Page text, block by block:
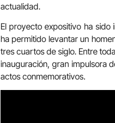
actualidad.
El proyecto expositivo ha
ha permitido levantar un
tres cuartos de siglo. Entre
inauguración, gran impulsora
actos conmemorativos.